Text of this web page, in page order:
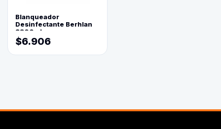
Blanqueador
Desinfectante Berhlan
3800ml
$6.906